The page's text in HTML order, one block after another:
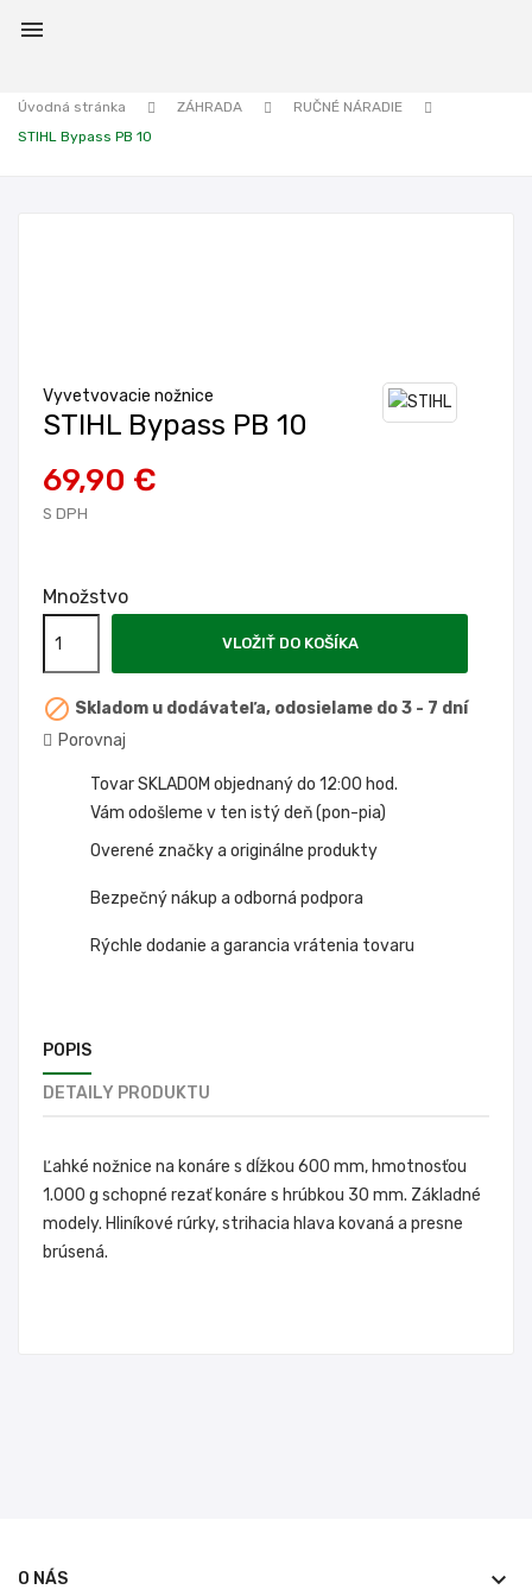

Úvodná stránka ZÁHRADA
RUČNÉ NÁRADIE
STIHL Bypass PB 10
Vyvetvovacie nožnice
STIHL Bypass PB 10
69,90 €
S DPH
Množstvo
VLOŽIŤ DO KOŠÍKA
 Skladom u dodávateľa, odosielame do 3 - 7 dní
Porovnaj
Tovar SKLADOM objednaný do 12:00 hod.
Vám odošleme v ten istý deň (pon-pia)
Overené značky a originálne produkty
Bezpečný nákup a odborná podpora
Rýchle dodanie a garancia vrátenia tovaru
POPIS
DETAILY PRODUKTU
Ľahké nožnice na konáre s dĺžkou 600 mm, hmotnosťou
1.000 g schopné rezať konáre s hrúbkou 30 mm. Základné
modely. Hliníkové rúrky, strihacia hlava kovaná a presne
brúsená.
O NÁS keyboard_arrow_down